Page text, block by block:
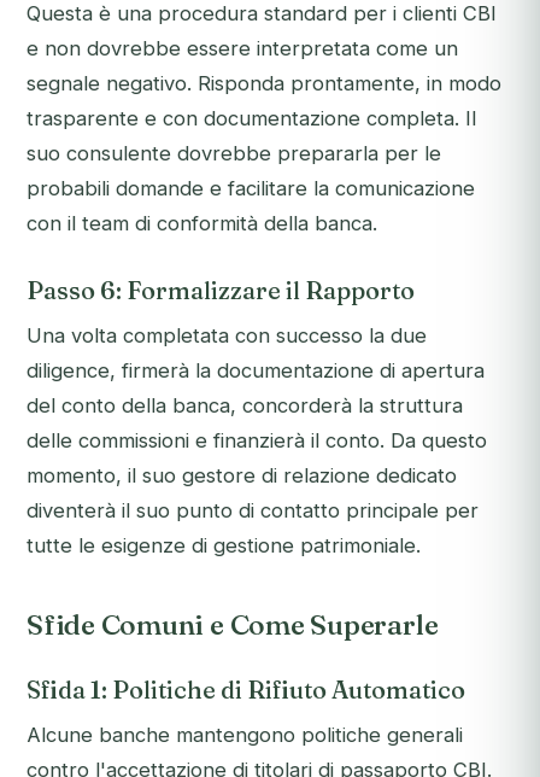
Questa è una procedura standard per i clienti CBI
e non dovrebbe essere interpretata come un
segnale negativo. Risponda prontamente, in modo
trasparente e con documentazione completa. Il
suo consulente dovrebbe prepararla per le
probabili domande e facilitare la comunicazione
con il team di conformità della banca.
Passo 6: Formalizzare il Rapporto
Una volta completata con successo la due
diligence, firmerà la documentazione di apertura
del conto della banca, concorderà la struttura
delle commissioni e finanzierà il conto. Da questo
momento, il suo gestore di relazione dedicato
diventerà il suo punto di contatto principale per
tutte le esigenze di gestione patrimoniale.
Sfide Comuni e Come Superarle
Sfida 1: Politiche di Rifiuto Automatico
Alcune banche mantengono politiche generali
contro l'accettazione di titolari di passaporto CBI.